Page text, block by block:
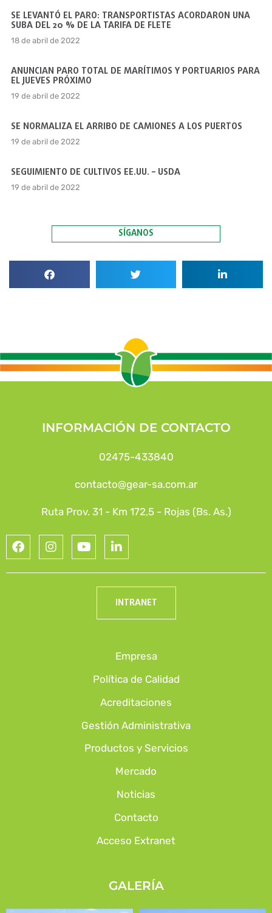
SE LEVANTÓ EL PARO: TRANSPORTISTAS ACORDARON UNA
SUBA DEL 20 % DE LA TARIFA DE FLETE
18 de abril de 2022
ANUNCIAN PARO TOTAL DE MARÍTIMOS Y PORTUARIOS PARA
EL JUEVES PRÓXIMO
19 de abril de 2022
SE NORMALIZA EL ARRIBO DE CAMIONES A LOS PUERTOS
19 de abril de 2022
SEGUIMIENTO DE CULTIVOS EE.UU. – USDA
19 de abril de 2022
SÍGANOS
INFORMACIÓN DE CONTACTO
02475-433840
contacto@gear-sa.com.ar
Ruta Prov. 31 - Km 172,5 - Rojas (Bs. As.)
INTRANET
Empresa
Política de Calidad
Acreditaciones
Gestión Administrativa
Productos y Servicios
Mercado
Noticias
Contacto
Acceso Extranet
GALERÍA